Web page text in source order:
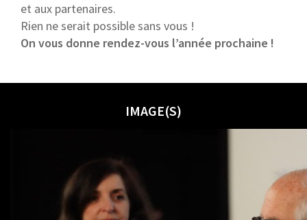
et aux partenaires.
Rien ne serait possible sans vous !
On vous donne rendez-vous l’année prochaine !
IMAGE(S)